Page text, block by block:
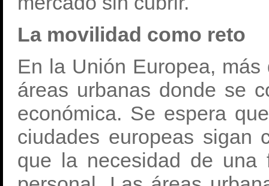
La movilidad como reto
En la Unión Europea,
áreas urbanas donde se
económica. Se espera
ciudades europeas sigan
que la necesidad de una